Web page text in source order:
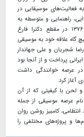
فعالیت‌های موسیقایی در
راهنمایی و متوسطه به
دانشگاه علوم پزشکی ایران راه یافت و سال ۱۳۷۶ در مقطع دکترا فارغ
گاه علاقه خود به موسیقی
شجریان و علی جهاندار
پرداخت و از آنجا بود
عرصه خوانندگی داشت
آغاز کرد.
لحن با کیفیتی که از آن
نام عرصه موسیقی از جمله
کامبیز روشن روان
و پروژه‌های مختلفی را